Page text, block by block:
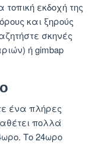
εκδοχή της
και ξηρούς
σκηνές
ή gimbap
ένα πλήρες
πολλά
Το 24ωρο